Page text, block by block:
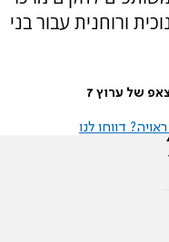
ורוחנית עבור בני
של ערוץ 7
דווחו לנו